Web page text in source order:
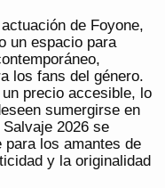
de Foyone,
un espacio para
los fans del género.
precio accesible, lo
sumergirse en
2026 se
para los amantes de
y la originalidad